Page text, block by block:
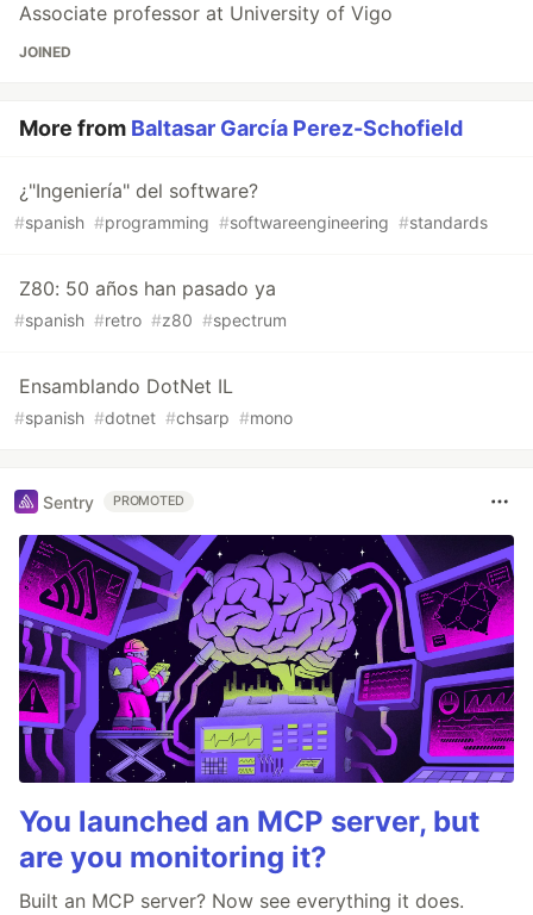
Associate professor at University of Vigo
JOINED
More from Baltasar García Perez-Schofield
¿"Ingeniería" del software?
#spanish #programming #softwareengineering #standards
Z80: 50 años han pasado ya
#spanish #retro #z80 #spectrum
Ensamblando DotNet IL
#spanish #dotnet #chsarp #mono
Sentry PROMOTED
You launched an MCP server, but
are you monitoring it?
Built an MCP server? Now see everything it does.